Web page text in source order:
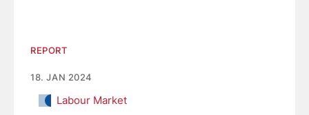
REPORT
18. JAN 2024
Labour Market